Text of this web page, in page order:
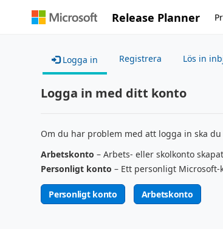
Release Planner
Logga in Registrera Lös in
Logga in med ditt konto
Om du har problem med att logga in ska du
Arbetskonto – Arbets- eller skolkonto
Personligt konto – Ett personligt Microsoft-
Personligt konto Arbetskonto